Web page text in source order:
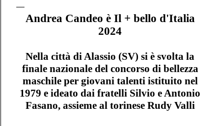
Andrea Candeo è Il + bello d'Italia
2024
Nella città di Alassio (SV) si è svolta la
finale nazionale del concorso di bellezza
maschile per giovani talenti istituito nel
1979 e ideato dai fratelli Silvio e Antonio
Fasano, assieme al torinese Rudy Valli